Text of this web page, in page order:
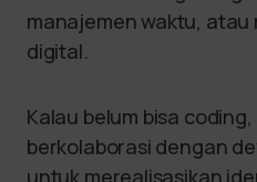
manajemen waktu,
digital.
Kalau belum bisa coding,
berkolaborasi dengan